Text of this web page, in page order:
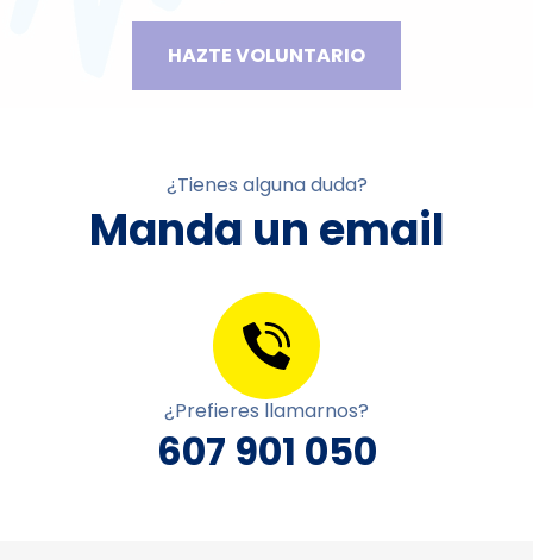
HAZTE VOLUNTARIO
¿Tienes alguna duda?
Manda un email
¿Prefieres llamarnos?
607 901 050